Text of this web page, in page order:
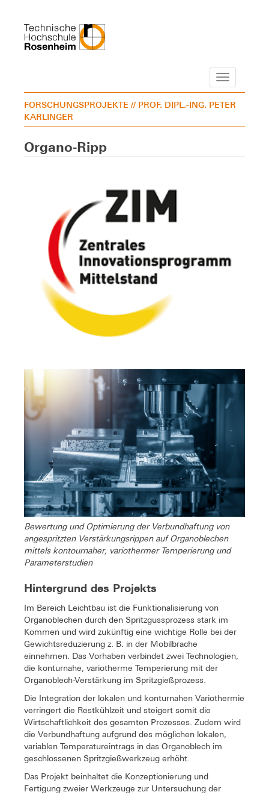
Navigation
FORSCHUNGSPROJEKTE // PROF. DIPL.-ING. PETER
KARLINGER
Organo-Ripp
Bewertung und Optimierung der Verbundhaftung von
angespritzten Verstärkungsrippen auf Organoblechen
mittels kontournaher, variothermer Temperierung und
Parameterstudien
Hintergrund des Projekts
Im Bereich Leichtbau ist die Funktionalisierung von
Organoblechen durch den Spritzgussprozess stark im
Kommen und wird zukünftig eine wichtige Rolle bei der
Gewichtsreduzierung z. B. in der Mobilbrache
einnehmen. Das Vorhaben verbindet zwei Technologien,
die konturnahe, variotherme Temperierung mit der
Organoblech-Verstärkung im Spritzgießprozess.
Die Integration der lokalen und konturnahen Variothermie
verringert die Restkühlzeit und steigert somit die
Wirtschaftlichkeit des gesamten Prozesses. Zudem wird
die Verbundhaftung aufgrund des möglichen lokalen,
variablen Temperatureintrags in das Organoblech im
geschlossenen Spritzgießwerkzeug erhöht.
Das Projekt beinhaltet die Konzeptionierung und
Fertigung zweier Werkzeuge zur Untersuchung der